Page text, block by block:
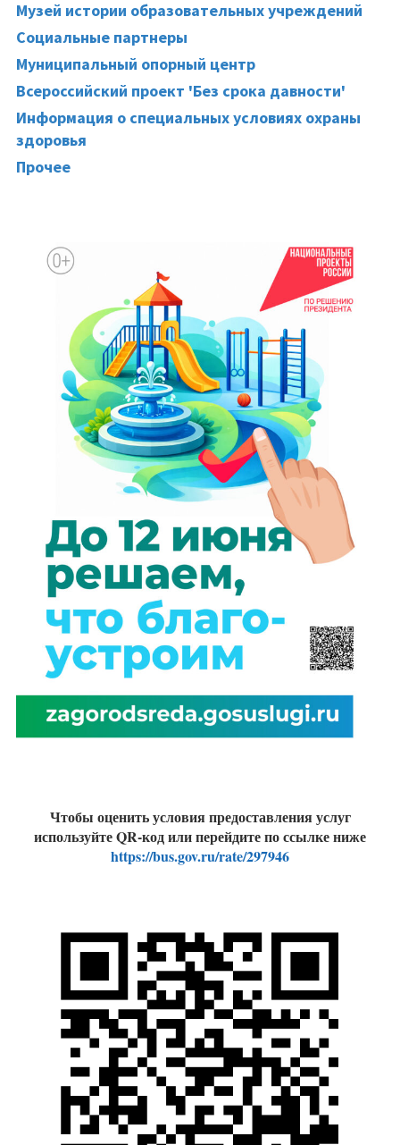
Музей истории образовательных учреждений
Социальные партнеры
Муниципальный опорный центр
Всероссийский проект 'Без срока давности'
Информация о специальных условиях охраны
здоровья
Прочее
Чтобы оценить условия предоставления услуг
используйте QR-код или перейдите по ссылке ниже
https://bus.gov.ru/rate/297946